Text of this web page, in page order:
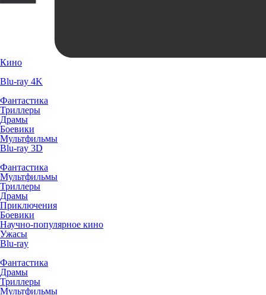
Кино
Blu-ray 4K
Фантастика
Триллеры
Драмы
Боевики
Мультфильмы
Blu-ray 3D
Фантастика
Мультфильмы
Триллеры
Драмы
Приключения
Боевики
Научно-популярное кино
Ужасы
Blu-ray
Фантастика
Драмы
Триллеры
Мультфильмы